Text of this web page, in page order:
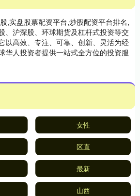
,实盘股票配资平台,炒股配资平台排名,
、沪深股、环球期货及杠杆式投资等交
以高效、专注、可靠、创新、灵活为经
华人投资者提供一站式全方位的投资服
女性
区直
最新
山西